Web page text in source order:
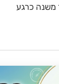
משנה כרגע